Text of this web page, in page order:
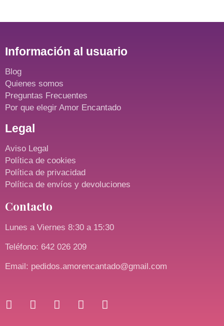
Información al usuario
Blog
Quienes somos
Preguntas Frecuentes
Por que elegir Amor Encantado
Legal
Aviso Legal
Política de cookies
Política de privacidad
Política de envíos y devoluciones
Contacto
Lunes a Viernes 8:30 a 15:30
Teléfono: 642 026 209
Email: pedidos.amorencantado@gmail.com